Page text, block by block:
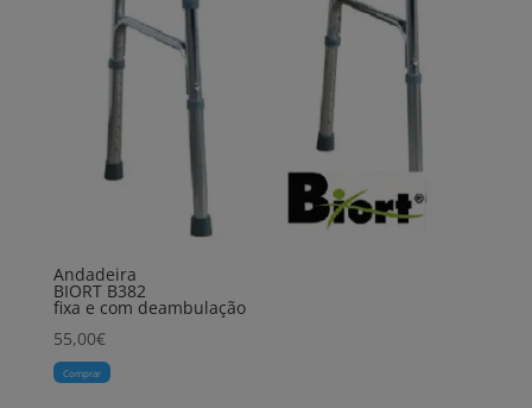
Andadeira
BIORT B382
fixa e com deambulação
55,00€
Comprar